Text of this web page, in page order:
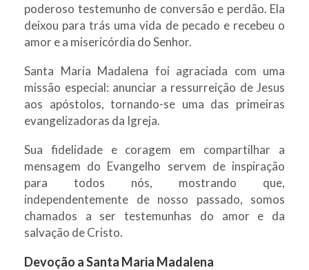
poderoso testemunho de conversão e perdão. Ela
deixou para trás uma vida de pecado e recebeu o
amor e a misericórdia do Senhor.
Santa Maria Madalena foi agraciada com uma
missão especial: anunciar a ressurreição de Jesus
aos apóstolos, tornando-se uma das primeiras
evangelizadoras da Igreja.
Sua fidelidade e coragem em compartilhar a
mensagem do Evangelho servem de inspiração
para todos nós, mostrando que,
independentemente de nosso passado, somos
chamados a ser testemunhas do amor e da
salvação de Cristo.
Devoção a Santa Maria Madalena